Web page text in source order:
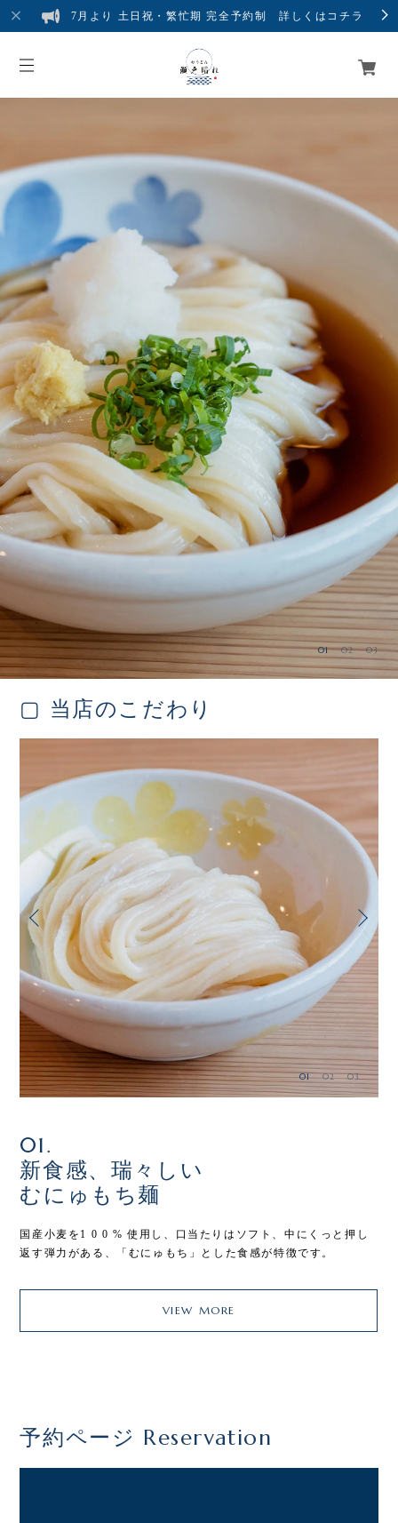
7月より 土日祝・繁忙期 完全予約制 詳しくはコチラ
01 02 03
▢ 当店のこだわり
01 02 03
01.
新食感、瑞々しい
むにゅもち麺
国産小麦を1 0 0 % 使用し、口当たりはソフト、中にくっと押し
返す弾力がある、「むにゅもち」とした食感が特徴です。
VIEW MORE
予約ページ Reservation